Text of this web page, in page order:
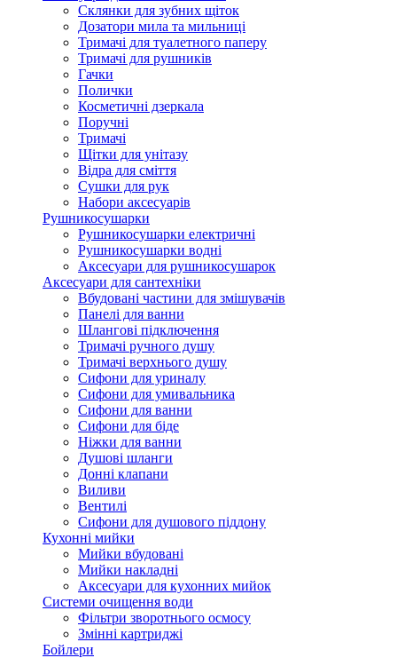
Склянки для зубних щіток
Дозатори мила та мильниці
Тримачі для туалетного паперу
Тримачі для рушників
Гачки
Полички
Косметичні дзеркала
Поручні
Тримачі
Щітки для унітазу
Відра для сміття
Сушки для рук
Набори аксесуарів
Рушникосушарки
Рушникосушарки електричні
Рушникосушарки водні
Аксесуари для рушникосушарок
Аксесуари для сантехніки
Вбудовані частини для змішувачів
Панелі для ванни
Шлангові підключення
Тримачі ручного душу
Тримачі верхнього душу
Сифони для уриналу
Сифони для умивальника
Сифони для ванни
Сифони для біде
Ніжки для ванни
Душові шланги
Донні клапани
Виливи
Вентилі
Сифони для душового піддону
Кухонні мийки
Мийки вбудовані
Мийки накладні
Аксесуари для кухонних мийок
Системи очищення води
Фільтри зворотнього осмосу
Змінні картриджі
Бойлери